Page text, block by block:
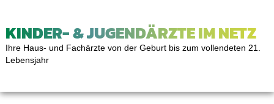
KINDER- & JUGENDÄRZTE IM NETZ
Ihre Haus- und Fachärzte von der Geburt bis zum vollendeten 21.
Lebensjahr